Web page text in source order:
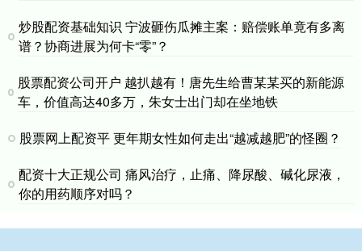
炒股配资基础知识 宁波砸伤瓜摊主案：赔偿账单竟有多离
谱？协商进展为何卡“零”？
股票配资公司开户 越扒越有！唐先生给曹某某买的新能源
车，价值高达40多万，朱女士出门却在坐地铁
股票网上配资平 更年期女性如何走出“越减越肥”的怪圈？
配资十大正规公司 痛风治疗，止痛、降尿酸、碱化尿液，
你的用药顺序对吗？